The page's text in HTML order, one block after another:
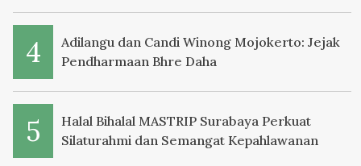
Adilangu dan Candi Winong Mojokerto: Jejak
Pendharmaan Bhre Daha
Halal Bihalal MASTRIP Surabaya Perkuat
Silaturahmi dan Semangat Kepahlawanan